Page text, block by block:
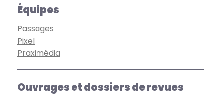
Équipes
Passages
Pixel
Praximédia
Ouvrages et dossiers de revues